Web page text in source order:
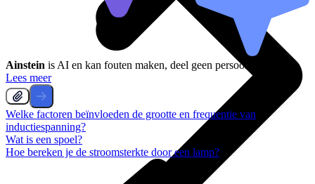
Ainstein is AI en kan fouten maken, deel geen persoonsgegevens.
Lees meer
Welke factoren beïnvloeden de grootte en frequentie van
inductiespanning?
Wat is een spoel?
Hoe bereken je de stroomsterkte door een lamp?